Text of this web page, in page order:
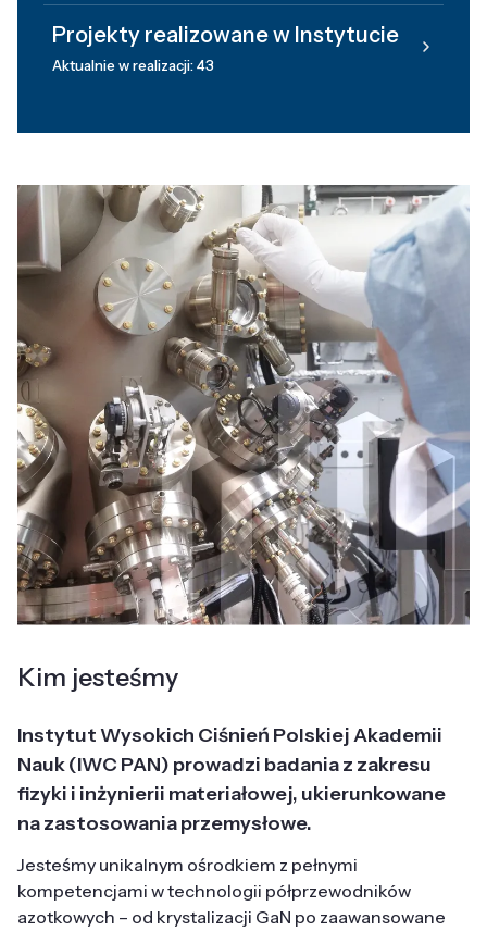
Projekty realizowane w Instytucie
Aktualnie w realizacji: 43
Kim jesteśmy
Instytut Wysokich Ciśnień Polskiej Akademii
Nauk (IWC PAN) prowadzi badania z zakresu
fizyki i inżynierii materiałowej, ukierunkowane
na zastosowania przemysłowe.
Jesteśmy unikalnym ośrodkiem z pełnymi
kompetencjami w technologii półprzewodników
azotkowych – od krystalizacji GaN po zaawansowane